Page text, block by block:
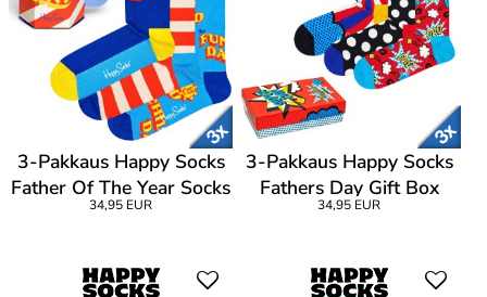
3-Pakkaus Happy Socks
Father Of The Year Socks
Gift Set
34,95 EUR
3-Pakkaus Happy Socks
Fathers Day Gift Box
34,95 EUR